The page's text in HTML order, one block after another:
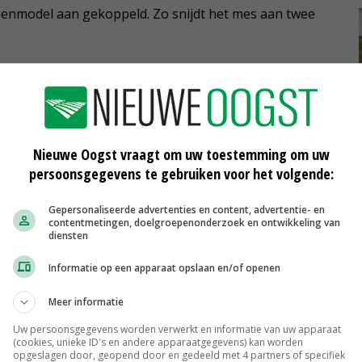
aan gekoppeld. Zo snijdt het mes aan twee
is een set aan bovengrondse en ondergrondse
CO2 uit de atmosfeer permanent vast in de bodem.
jaarlijks naar inspanning uitbetaald en 30 procent
daadwerkelijk is vastgelegd. Hiervoor vindt zowel
naar 2.750 ton. Dat staat gelijk aan tweeduizend
Nieuwe Oogst vraagt om uw toestemming om uw
persoonsgegevens te gebruiken voor het volgende:
Gepersonaliseerde advertenties en content, advertentie- en
contentmetingen, doelgroepenonderzoek en ontwikkeling van
diensten
Informatie op een apparaat opslaan en/of openen
Meer informatie
Uw persoonsgegevens worden verwerkt en informatie van uw apparaat
(cookies, unieke ID's en andere apparaatgegevens) kan worden
opgeslagen door, geopend door en gedeeld met 4 partners of specifiek